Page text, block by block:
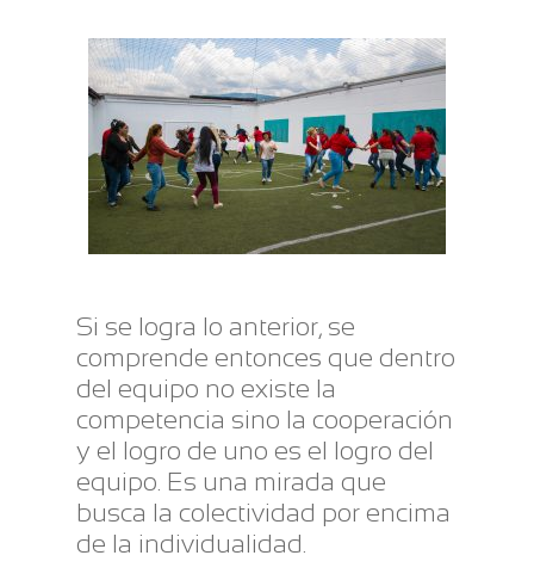
Si se logra lo anterior, se
comprende entonces que dentro
del equipo no existe la
competencia sino la cooperación
y el logro de uno es el logro del
equipo. Es una mirada que
busca la colectividad por encima
de la individualidad.